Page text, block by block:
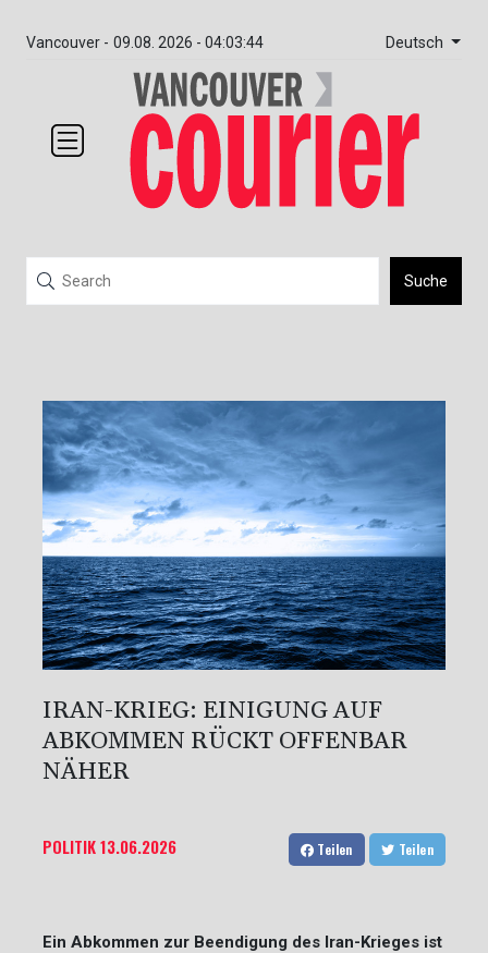
Vancouver - 09.08. 2026 - 04:03:44 Deutsch
Suche
IRAN-KRIEG: EINIGUNG AUF
ABKOMMEN RÜCKT OFFENBAR
NÄHER
POLITIK13.06.2026 Teilen Teilen
Ein Abkommen zur Beendigung des Iran-Krieges ist